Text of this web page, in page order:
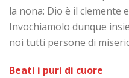
la nona: Dio è il clemente
Invochiamolo dunque
noi tutti persone di
Beati i puri di cuore